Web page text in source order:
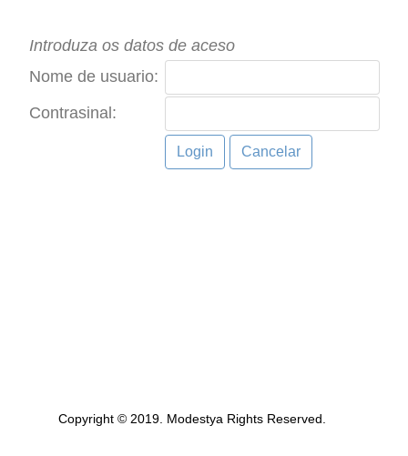
Introduza os datos de aceso
Nome de usuario:
Contrasinal:
Copyright © 2019. Modestya Rights Reserved.